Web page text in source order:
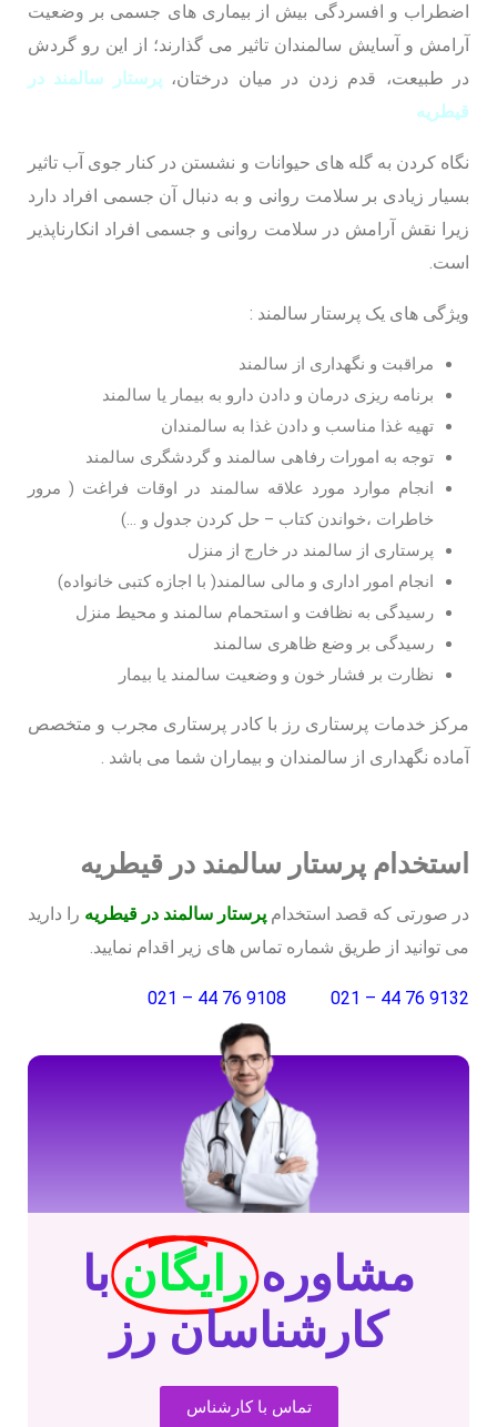
اضطراب و افسردگی بیش از بیماری‌ های جسمی بر وضعیت
آرامش و آسایش سالمندان تاثیر می گذارند؛ از این رو گردش
در طبیعت، قدم زدن در میان درختان،پرستار سالمند در
قیطریه
نگاه کردن به گله های حیوانات و نشستن در کنار جوی آب تاثیر
بسیار زیادی بر سلامت روانی و به دنبال آن جسمی افراد دارد
زیرا نقش آرامش در سلامت روانی و جسمی افراد انکارناپذیر
است.
ویژگی های یک پرستار سالمند :
مراقبت و نگهداری از سالمند
برنامه ریزی درمان و دادن دارو به بیمار یا سالمند
تهیه غذا مناسب و دادن غذا به سالمندان
توجه به امورات رفاهی سالمند و گردشگری سالمند
انجام موارد مورد علاقه سالمند در اوقات فراغت ( مرور
خاطرات ،خواندن کتاب – حل کردن جدول و …)
پرستاری از سالمند در خارج از منزل
انجام امور اداری و مالی سالمند( با اجازه کتبی خانواده)
رسیدگی به نظافت و استحمام سالمند و محیط منزل
رسیدگی بر وضع ظاهری سالمند
نظارت بر فشار خون و وضعیت سالمند یا بیمار
مرکز خدمات پرستاری رز با کادر پرستاری مجرب و متخصص
آماده نگهداری از سالمندان و بیماران شما می باشد .
استخدام پرستار سالمند در قیطریه
در صورتی که قصد استخدام پرستار سالمند در قیطریه را دارید
می توانید از طریق شماره تماس های زیر اقدام نمایید.
9132 76 44 – 021
9108 76 44 – 021
مشاوره رایگان با
کارشناسان رز
تماس با کارشناس